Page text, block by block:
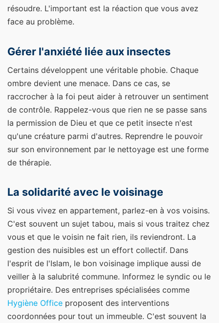
résoudre. L'important est la réaction que vous avez
face au problème.
Gérer l'anxiété liée aux insectes
Certains développent une véritable phobie. Chaque
ombre devient une menace. Dans ce cas, se
raccrocher à la foi peut aider à retrouver un sentiment
de contrôle. Rappelez-vous que rien ne se passe sans
la permission de Dieu et que ce petit insecte n'est
qu'une créature parmi d'autres. Reprendre le pouvoir
sur son environnement par le nettoyage est une forme
de thérapie.
La solidarité avec le voisinage
Si vous vivez en appartement, parlez-en à vos voisins.
C'est souvent un sujet tabou, mais si vous traitez chez
vous et que le voisin ne fait rien, ils reviendront. La
gestion des nuisibles est un effort collectif. Dans
l'esprit de l'Islam, le bon voisinage implique aussi de
veiller à la salubrité commune. Informez le syndic ou le
propriétaire. Des entreprises spécialisées comme
Hygiène Office proposent des interventions
coordonnées pour tout un immeuble. C'est souvent la